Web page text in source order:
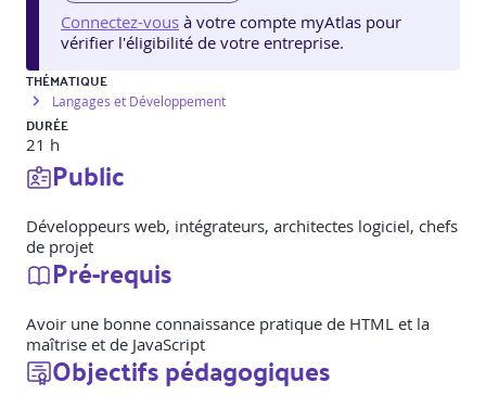
Connectez-vous à votre compte myAtlas pour
vérifier l'éligibilité de votre entreprise.
THÉMATIQUE
Langages et Développement
DURÉE
21 h
Public
Développeurs web, intégrateurs, architectes logiciel, chefs
de projet
Pré-requis
Avoir une bonne connaissance pratique de HTML et la
maîtrise et de JavaScript
Objectifs pédagogiques